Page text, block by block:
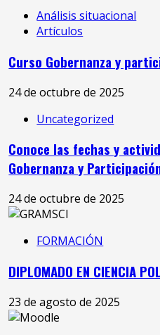
Análisis situacional
Artículos
Curso Gobernanza y
24 de octubre de 2025
Uncategorized
Conoce las fechas y
Gobernanza y
24 de octubre de 2025
FORMACIÓN
DIPLOMADO EN CIENCIA
23 de agosto de 2025